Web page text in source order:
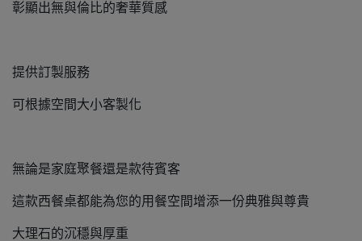
彰顯出無與倫比的奢華質感
提供訂製服務
可根據空間大小客製化
無論是家庭聚餐還是款待賓客
這款西餐桌都能為您的用餐空間增添一份典雅與尊貴
大理石的沉穩與厚重